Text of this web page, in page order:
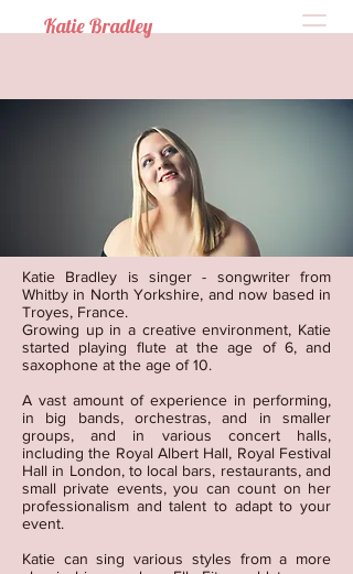
Katie Bradley
Katie Bradley is singer - songwriter from
Whitby in North Yorkshire, and now based in
Troyes, France.
Growing up in a creative environment, Katie
started playing flute at the age of 6, and
saxophone at the age of 10.
A vast amount of experience in performing,
in big bands, orchestras, and in smaller
groups, and in various concert halls,
including the Royal Albert Hall, Royal Festival
Hall in London, to local bars, restaurants, and
small private events, you can count on her
professionalism and talent to adapt to your
event.
Katie can sing various styles from a more